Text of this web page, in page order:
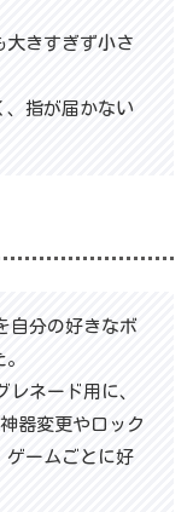
大きすぎず小さ
、指が届かない
自分の好きなボ
レネード用に、
器変更やロック
ゲームごとに好